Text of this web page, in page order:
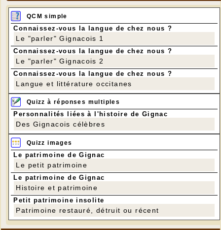
---
QCM simple
Connaissez-vous la langue de chez nous ?
Le "parler" Gignacois 1
Connaissez-vous la langue de chez nous ?
Le "parler" Gignacois 2
Connaissez-vous la langue de chez nous ?
Langue et littérature occitanes
Quizz à réponses multiples
Personnalités liées à l'histoire de Gignac
Des Gignacois célèbres
Quizz images
Le patrimoine de Gignac
Le petit patrimoine
Le patrimoine de Gignac
Histoire et patrimoine
Petit patrimoine insolite
Patrimoine restauré, détruit ou récent